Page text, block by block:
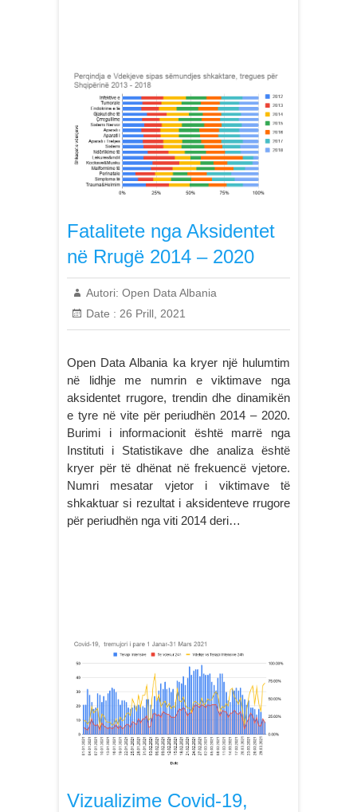
Fatalitete nga Aksidentet
në Rrugë 2014 – 2020
Autori: Open Data Albania
Date : 26 Prill, 2021
Open Data Albania ka kryer një hulumtim
në lidhje me numrin e viktimave nga
aksidentet rrugore, trendin dhe dinamikën
e tyre në vite për periudhën 2014 – 2020.
Burimi i informacionit është marrë nga
Instituti i Statistikave dhe analiza është
kryer për të dhënat në frekuencë vjetore.
Numri mesatar vjetor i viktimave të
shkaktuar si rezultat i aksidenteve rrugore
për periudhën nga viti 2014 deri…
Vizualizime Covid-19,